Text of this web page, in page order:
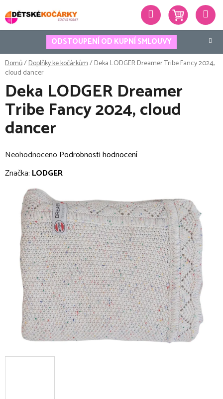
na
obsah
ODSTOUPENÍ OD KUPNÍ SMLOUVY
Hledat
Domů/Doplňky ke kočárkům/Deka LODGER Dreamer Tribe Fancy 2024,
cloud dancer
Deka LODGER Dreamer
Tribe Fancy 2024, cloud
dancer
Průměrné
hodnocení
hvězdiček.
Neohodnoceno Podrobnosti hodnocení
Značka: LODGER